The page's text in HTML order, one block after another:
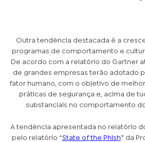
Outra tendência destacada é a
programas de comportamento e
De acordo com a relatório do Gartner
de grandes empresas terão adotado
fator humano, com o objetivo de
práticas de segurança e, acima de
substanciais no comportamento
A tendência apresentada no relatório
pelo relatório “State of the Phish” da